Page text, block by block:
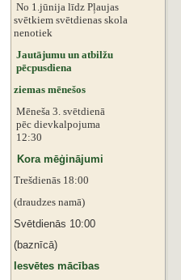
No 1.jūnija līdz Pļaujas
svētkiem svētdienas skola
nenotiek
Jautājumu un atbilžu
pēcpusdiena
ziemas mēnešos
Mēneša 3. svētdienā
pēc dievkalpojuma
12:30
Kora mēģinājumi
Trešdienās 18:00
(draudzes namā)
Svētdienās 10:00
(baznīcā)
Iesvētes mācības